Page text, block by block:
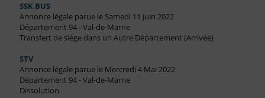
SSK BUS
Annonce légale parue le Samedi 11 Juin 2022
Département 94 - Val-de-Marne
Transfert de siège dans un Autre Département (Arrivée)
STV
Annonce légale parue le Mercredi 4 Mai 2022
Département 94 - Val-de-Marne
Dissolution